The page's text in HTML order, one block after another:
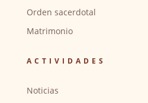
Orden sacerdotal
Matrimonio
ACTIVIDADES
Noticias